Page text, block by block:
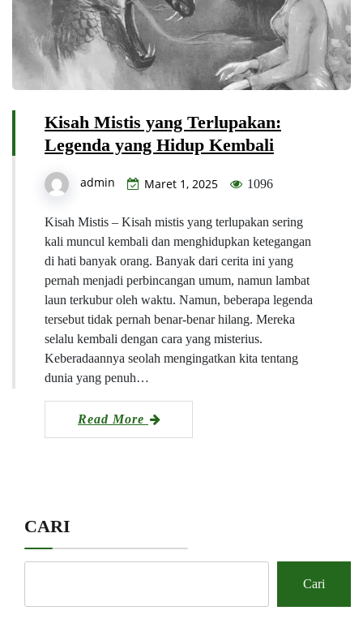
Kisah Mistis yang Terlupakan:
Legenda yang Hidup Kembali
admin Maret 1, 2025 1096
Kisah Mistis – Kisah mistis yang terlupakan sering
kali muncul kembali dan menghidupkan ketegangan
di hati banyak orang. Banyak dari cerita ini yang
pernah menjadi perbincangan umum, namun lambat
laun terkubur oleh waktu. Namun, beberapa legenda
tersebut tidak pernah benar-benar hilang. Mereka
selalu kembali dengan cara yang misterius.
Keberadaannya seolah mengingatkan kita tentang
dunia yang penuh…
Read More
CARI
Cari